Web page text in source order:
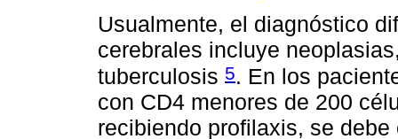
Usualmente, el diagnóstico
cerebrales incluye
tuberculosis 5. En los
con CD4 menores de 200
recibiendo profilaxis, se